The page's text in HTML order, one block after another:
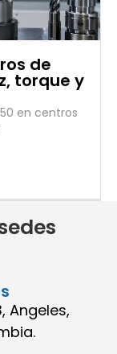
de
torque y
en centros
Angeles,